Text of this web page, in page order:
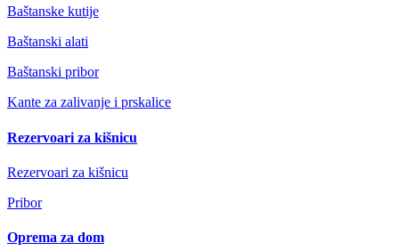
Baštanske kutije
Baštanski alati
Baštanski pribor
Kante za zalivanje i prskalice
Rezervoari za kišnicu
Rezervoari za kišnicu
Pribor
Oprema za dom